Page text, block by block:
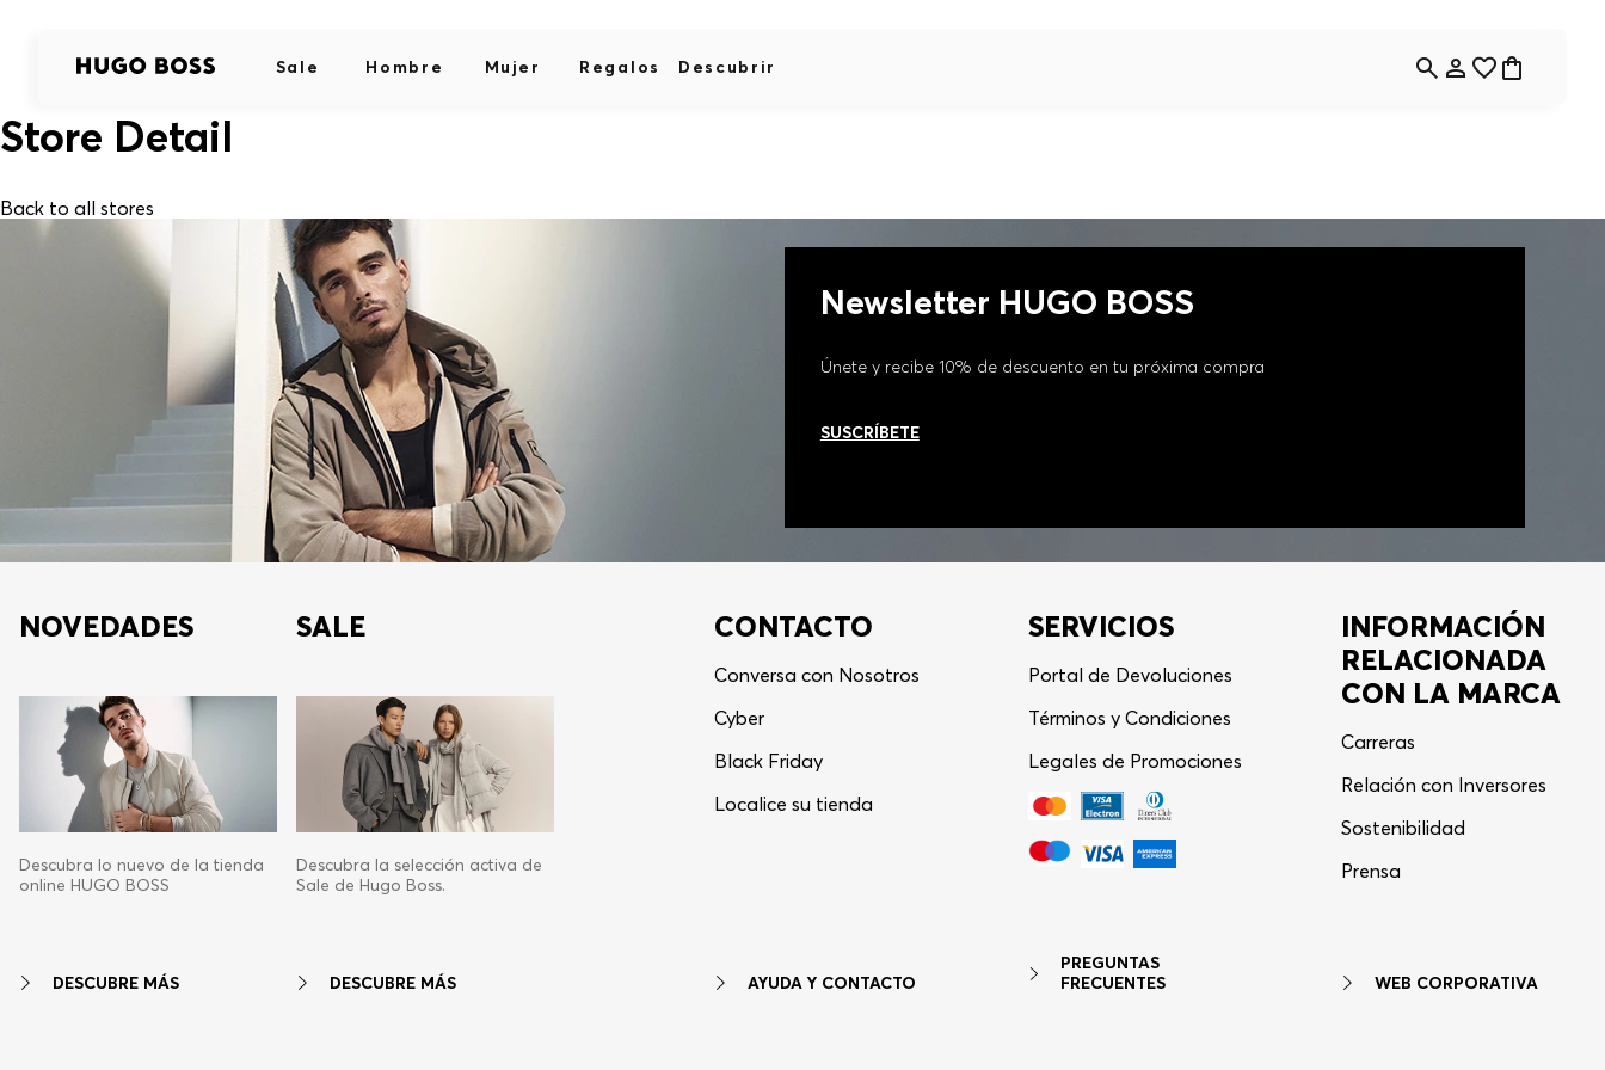
Sale Hombre Mujer Regalos Descubrir
Store Detail
Back to all stores
Newsletter HUGO BOSS
Únete y recibe 10% de descuento en tu próxima compra
SUSCRÍBETE
NOVEDADES
Descubra lo nuevo de la tienda
online HUGO BOSS
DESCUBRE MÁS
SALE
Descubra la selección activa de
Sale de Hugo Boss.
DESCUBRE MÁS
CONTACTO
Conversa con Nosotros
Cyber
Black Friday
Localice su tienda
AYUDA Y CONTACTO
SERVICIOS
Portal de Devoluciones
Términos y Condiciones
Legales de Promociones
PREGUNTAS
FRECUENTES
INFORMACIÓN
RELACIONADA
CON LA MARCA
Carreras
Relación con Inversores
Sostenibilidad
Prensa
WEB CORPORATIVA